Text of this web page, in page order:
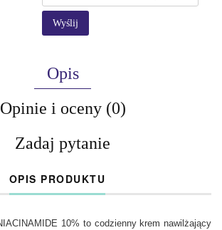
Wyślij
Opis
Opinie i oceny (0)
Zadaj pytanie
OPIS PRODUKTU
10% to codzienny krem ​​nawilżający